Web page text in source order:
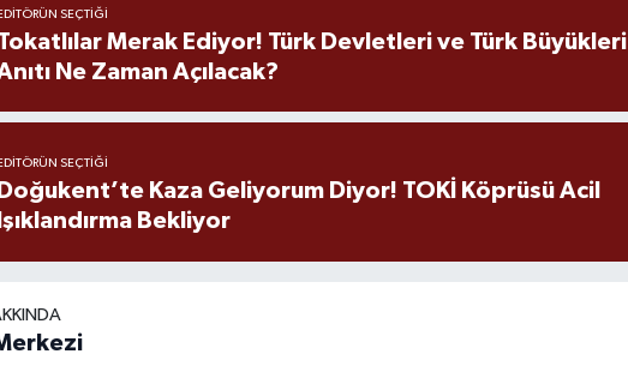
EDITÖRÜN SEÇTIĞI
Merak Ediyor! Türk Devletleri ve Türk Büyükleri
Ne Zaman Açılacak?
EDITÖRÜN SEÇTIĞI
Doğukent’te Kaza Geliyorum Diyor! TOKİ Köprüsü Acil
Işıklandırma Bekliyor